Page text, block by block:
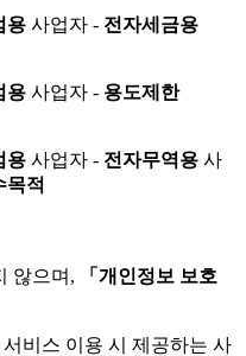
용 사업자 - 전자세금용
용 사업자 - 용도제한
용 사업자 - 전자무역용 사
목적
않으며,
「개인정보 보호
비스 이용 시 제공하는 사